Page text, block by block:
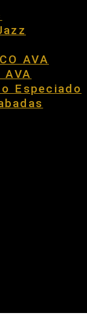
AVA
AVA
Especiado